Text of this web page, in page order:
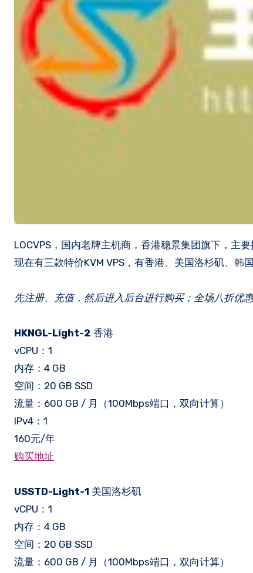
LOCVPS，国内老牌主机商，香港稳景集团旗下，主要提供KVM VPS，分为Xen和KVM，数据中心多，多为国内速度优秀的线路。
现在有三款特价KVM VPS，有香港、美国洛杉矶、韩
先注册、充值，然后进入后台进行购买；全场八折优
HKNGL-Light-2 香港
vCPU：1
内存：4 GB
空间：20 GB SSD
流量：600 GB / 月（100Mbps端口，双向计算）
IPv4：1
160元/年
购买地址
USSTD-Light-1 美国洛杉矶
vCPU：1
内存：4 GB
空间：20 GB SSD
流量：600 GB / 月（100Mbps端口，双向计算）